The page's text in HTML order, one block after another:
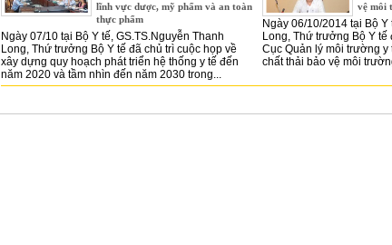
lĩnh vực dược, mỹ phẩm và an toàn
thực phẩm
Ngày 07/10 tại Bộ Y tế, GS.TS.Nguyễn Thanh
Long, Thứ trưởng Bộ Y tế đã chủ trì cuộc họp về
xây dựng quy hoạch phát triển hệ thống y tế đến
năm 2020 và tầm nhìn đến năm 2030 trong...
vệ môi
Ngày 06/10/2014 tại Bộ
Long, Thứ trưởng Bộ Y
Cục Quản lý môi trường y
chất thải bảo vệ môi